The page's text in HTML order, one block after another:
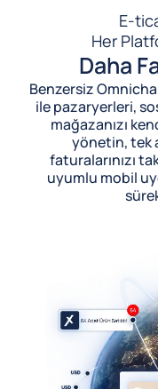
E-
Her
Daha
Benzersiz
ile pazaryerleri,
mağazanızı
yönetin, tek
faturalarınızı
uyumlu mobil